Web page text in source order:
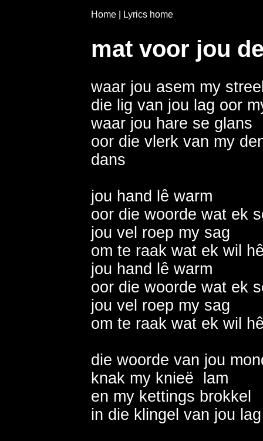
Home Lyrics home
mat voor jou
waar jou asem
die lig van jou lag oor
waar jou hare
oor die vlerk van
dans
jou hand lê
oor die woorde
jou vel roep
om te raak wat
jou hand lê
oor die woorde
jou vel roep
om te raak wat
die woorde van
knak my
en my kettings
in die klingel van